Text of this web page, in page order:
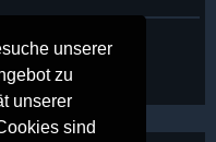
unserer
zu
unserer
sind